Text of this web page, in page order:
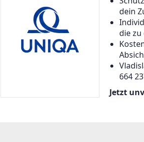
dein
die zu
664
Jetzt